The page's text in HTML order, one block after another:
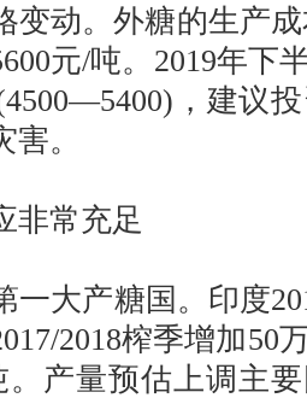
变动。外糖的生产
元/吨。2019年下
，建议
。
常充足
大产糖国。印度
2018榨季增加50
。产量预估上调主